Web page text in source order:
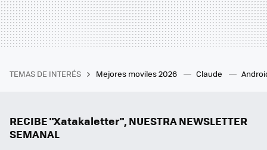
TEMAS DE INTERÉS Mejores moviles 2026 Claude
RECIBE "Xatakaletter", NUESTRA NEWSLETTER
SEMANAL